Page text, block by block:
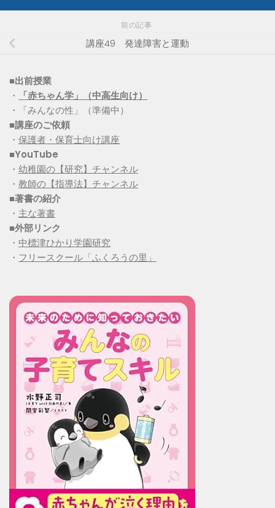
前の記事
講座49 発達障害と運動
■出前授業
・
「赤ちゃん学」（中高生向け）
・「みんなの性」（準備中）
■講座のご依頼
・ 保護者・保育士向け講座
■YouTube
・ 幼稚園の【研究】チャンネル
・ 教師の【指導法】チャンネル
■著書の紹介
・ 主な著書
■外部リンク
・ 中標津ひかり学園研究
・ フリースクール「ふくろうの里」